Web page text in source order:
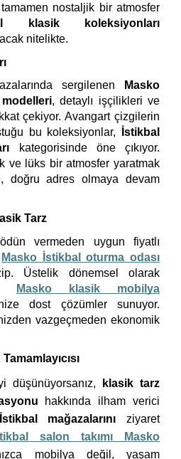
nostaljik bir atmosfer
klasik koleksiyonları
nitelikte.
sergilenen
Masko
, detaylı işçilikleri ve
çekiyor. Avangart çizgilerin
bu koleksiyonlar,
İstikbal
kategorisinde öne çıkıyor.
ve lüks bir atmosfer yaratmak
, doğru adres olmaya devam
Tarz
vermeden uygun fiyatlı
Masko İstikbal oturma odası
Üstelik dönemsel olarak
Masko klasik mobilya
dost çözümler sunuyor.
vazgeçmeden ekonomik
düşünüyorsanız,
klasik tarz
hakkında ilham verici
mağazalarını ziyaret
salon takımı Masko
mobilya değil, yaşam